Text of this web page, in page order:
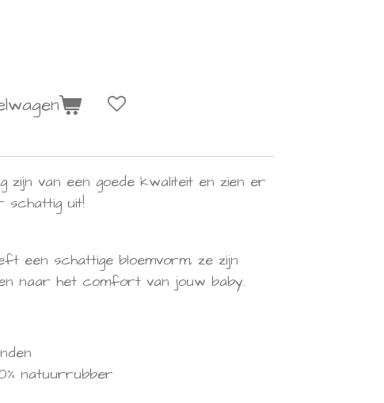
zijn van een goede kwaliteit en zien er
schattig uit!
een schattige bloemvorm, ze zijn
naar het comfort van jouw baby.
natuurrubber